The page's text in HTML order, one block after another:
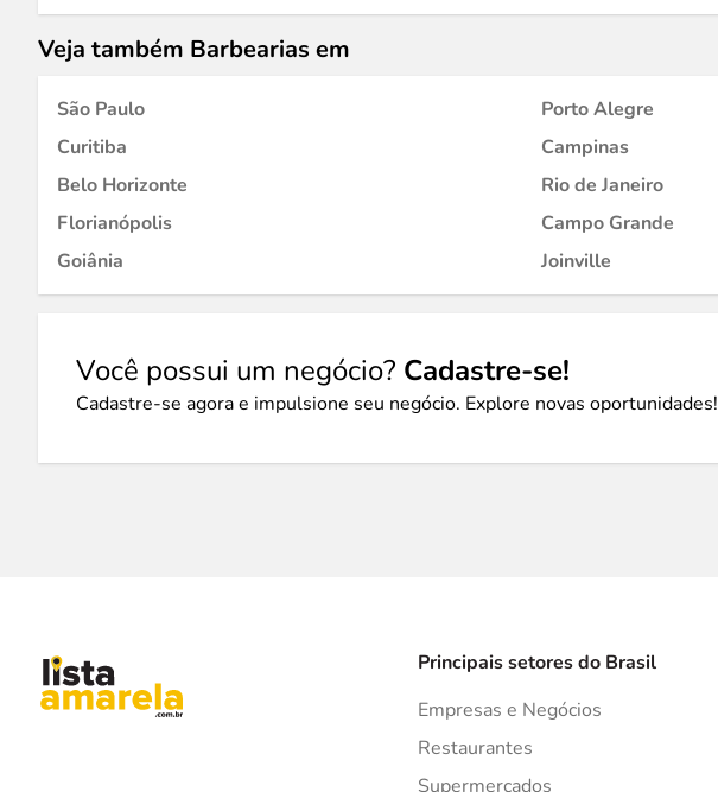
Veja também Barbearias em
São Paulo
Porto Alegre
Curitiba
Campinas
Belo Horizonte
Rio de Janeiro
Florianópolis
Campo Grande
Goiânia
Joinville
Você possui um negócio? Cadastre-se!
Cadastre-se agora e impulsione seu negócio. Explore novas oportunidades!
Principais setores do Brasil
Empresas e Negócios
Restaurantes
Supermercados